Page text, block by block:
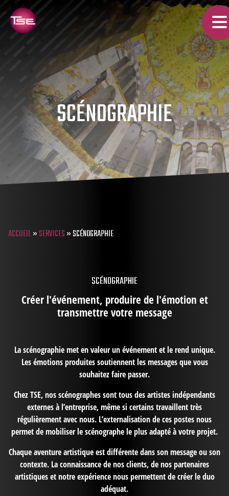
SCÉNOGRAPHIE
ACCUEIL»SERVICES»SCÉNOGRAPHIE
SCÉNOGRAPHIE
Créer l'événement, produire de l'émotion et
transmettre votre message
La scénographie met en valeur un événement et le rend unique.
Les émotions produites soutiennent les messages que vous
souhaitez faire passer.
Chez TSE, nos scénographes sont tous des artistes indépendants
externes à l’entreprise, même si certains travaillent très
régulièrement avec nous. L’externalisation de ces postes nous
permet de mobiliser le scénographe le plus adapté à votre projet.
Chaque aventure artistique est différente dans son message ou son
contexte. La connaissance de nos clients, de nos partenaires
artistiques et notre expérience nous permettent de créer le duo
adéquat.